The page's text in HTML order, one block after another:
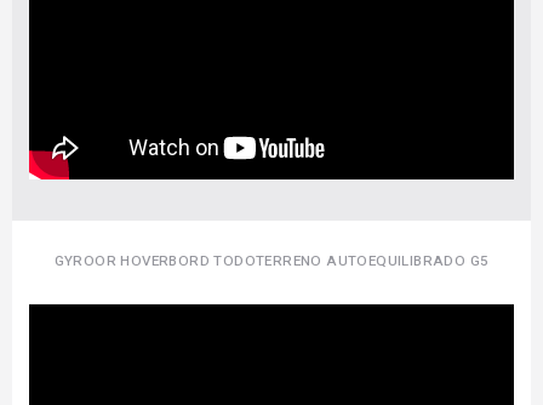
GYROOR HOVERBORD TODOTERRENO AUTOEQUILIBRADO G5